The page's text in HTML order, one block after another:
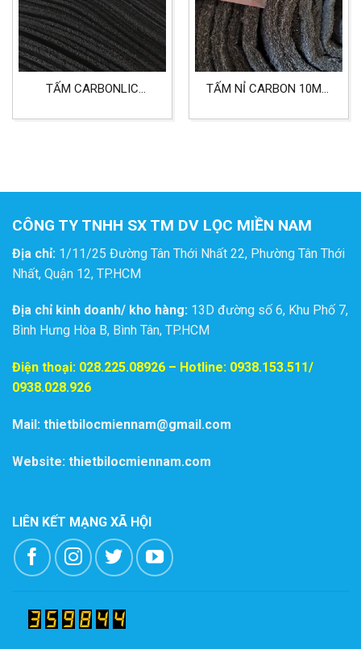
TẤM CARBONLIC
CHO KHỬ MÙI NHÀ MÁY,
TẤM NỈ CARBON 10MM
CÔNG TY TNHH SX TM DV LỌC MIỀN NAM
Địa chỉ: 1/11/25 Đường Tân Thới Nhất 22, Phường Tân Thới
Nhất, Quận 12, TP.HCM
Địa chỉ kinh doanh/ kho hàng: 13D đường số 6, Khu Phố 7,
Bình Hưng Hòa B, Bình Tân, TP.HCM
Điện thoại: 028.225.08926 – Hotline: 0938.153.511/
0938.028.926
Mail: thietbilocmiennam@gmail.com
Website: thietbilocmiennam.com
LIÊN KẾT MẠNG XÃ HỘI